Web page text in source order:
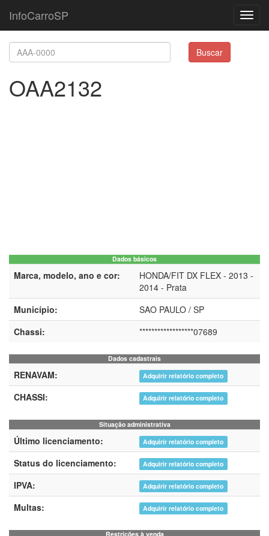
InfoCarroSP
Buscar
OAA2132
Dados básicos
Marca, modelo, ano e cor:
HONDA/FIT DX FLEX - 2013 -
2014 - Prata
Município:
SAO PAULO / SP
Chassi:
******************07689
Dados cadastrais
RENAVAM: Adquirir relatório completo
CHASSI: Adquirir relatório completo
Situação administrativa
Último licenciamento: Adquirir relatório completo
Status do licenciamento: Adquirir relatório completo
IPVA: Adquirir relatório completo
Multas: Adquirir relatório completo
Restrições à venda